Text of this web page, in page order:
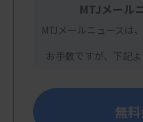
主 催
関西脳波・筋電
MTJメール
MTJメールニュースは
お手数ですが、下記
無